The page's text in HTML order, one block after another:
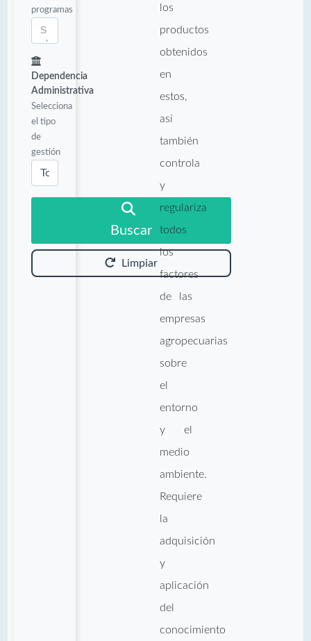
programas
Dependencia
Administrativa
Selecciona
el tipo
de
gestión
Buscar
Limpiar
los
productos
obtenidos
en
estos,
así
también
controla
y
regulariza
todos
los
factores
de las
empresas
agropecuarias
sobre
el
entorno
y el
medio
ambiente.
Requiere
la
adquisición
y
aplicación
del
conocimiento